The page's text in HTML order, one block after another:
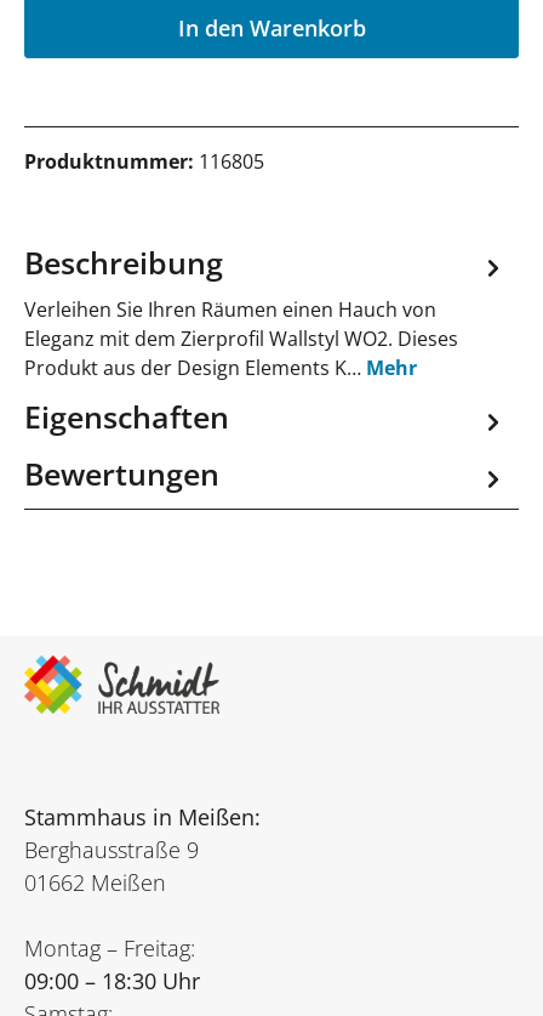
In den Warenkorb
Produktnummer: 116805
Beschreibung
Verleihen Sie Ihren Räumen einen Hauch von
Eleganz mit dem Zierprofil Wallstyl WO2. Dieses
Produkt aus der Design Elements K… Mehr
Eigenschaften
Bewertungen
Stammhaus in Meißen:
Berghausstraße 9
01662 Meißen
Montag – Freitag:
09:00 – 18:30 Uhr